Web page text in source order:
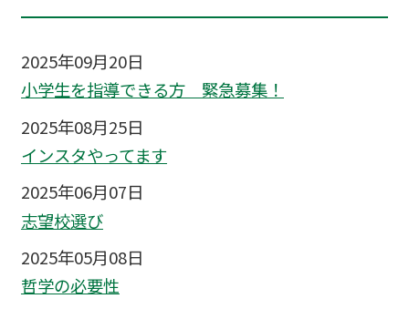
2025年09月20日
小学生を指導できる方 緊急募集！
2025年08月25日
インスタやってます
2025年06月07日
志望校選び
2025年05月08日
哲学の必要性